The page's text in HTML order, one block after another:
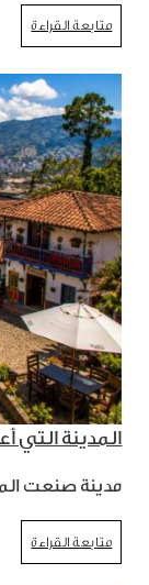
متابعة القراءة
المدينة التي
مدينة صنعت
متابعة القراءة